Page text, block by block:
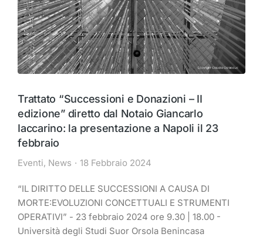
Trattato “Successioni e Donazioni – II
edizione” diretto dal Notaio Giancarlo
Iaccarino: la presentazione a Napoli il 23
febbraio
Eventi, News 18 Febbraio 2024
“IL DIRITTO DELLE SUCCESSIONI A CAUSA DI
MORTE:EVOLUZIONI CONCETTUALI E STRUMENTI
OPERATIVI” - 23 febbraio 2024 ore 9.30 | 18.00 -
Università degli Studi Suor Orsola Benincasa